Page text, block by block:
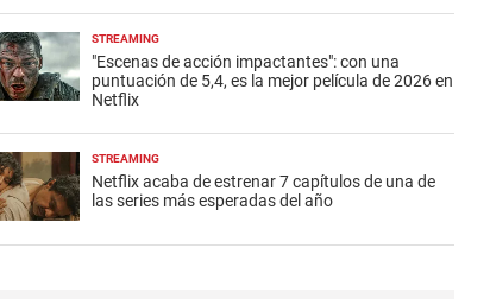
STREAMING
"Escenas de acción impactantes": con una
puntuación de 5,4, es la mejor película de 2026 en
Netflix
STREAMING
Netflix acaba de estrenar 7 capítulos de una de
las series más esperadas del año